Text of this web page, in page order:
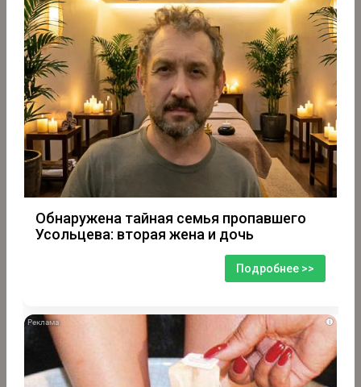
Обнаружена тайная семья пропавшего
Усольцева: вторая жена и дочь
Подробнее >>
i